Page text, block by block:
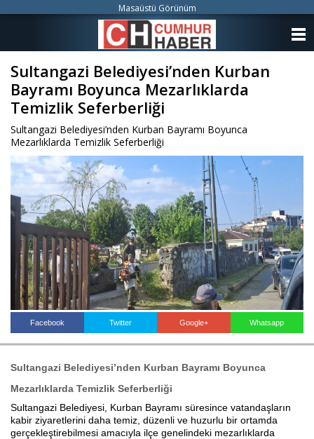
Sultangazi Belediyesi’nden Kurban
Bayramı Boyunca Mezarlıklarda
Temizlik Seferberliği
Sultangazi Belediyesi’nden Kurban Bayramı Boyunca
Mezarlıklarda Temizlik Seferberliği
Facebook Twitter Google+ Whatsapp
Sultangazi Belediyesi’nden Kurban Bayramı Boyunca
Mezarlıklarda Temizlik Seferberliği
Sultangazi Belediyesi, Kurban Bayramı süresince vatandaşların
kabir ziyaretlerini daha temiz, düzenli ve huzurlu bir ortamda
gerçekleştirebilmesi amacıyla ilçe genelindeki mezarlıklarda
Masaüstü Görünüm
KATEGORİLER
ANKETLER
FOTO GALERİ
VİDEO GALERİ
KÜNYE
İLETİŞİM
Haberin Doğru Adresi.